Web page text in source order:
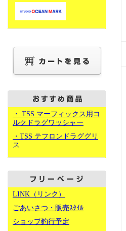
・ TSS マーフィックス用コ
ルクドラグワッシャー
・TSS テフロンドラググリ
ス
LINK（リンク）
ごあいさつ・販売ｽﾀｲﾙ
ショップ釣行予定